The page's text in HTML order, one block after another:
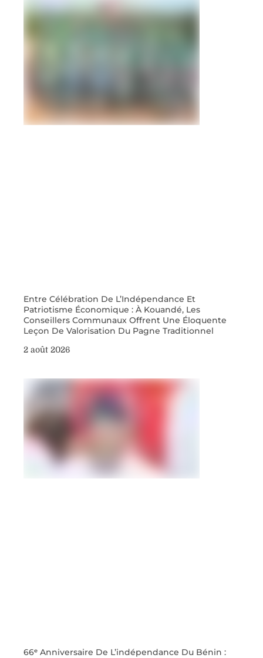
Entre Célébration De L’Indépendance Et
Patriotisme Économique : À Kouandé, Les
Conseillers Communaux Offrent Une Éloquente
Leçon De Valorisation Du Pagne Traditionnel
2 août 2026
66ᵉ Anniversaire De L’indépendance Du Bénin :